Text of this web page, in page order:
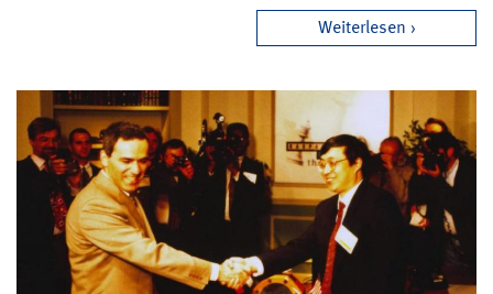
Weiterlesen